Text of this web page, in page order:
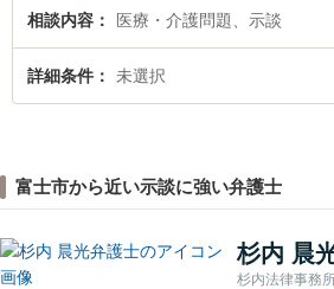
相談内容 医療・介護問題、示談
詳細条件 未選択
富士市から近い示談に強い弁護士
杉内 晨
杉内法律事務